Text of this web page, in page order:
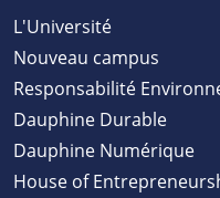
L'Université
Nouveau campus
Responsabilité
Dauphine Durable
Dauphine Numérique
House of